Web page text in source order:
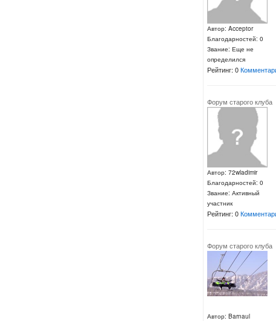
Автор: Acceptor
Благодарностей: 0
Звание: Еще не
определился
Рейтинг: 0
Форум старого клуба
Автор: 72wladimir
Благодарностей: 0
Звание: Активный
участник
Рейтинг: 0
Форум старого клуба
Автор: Barnaul